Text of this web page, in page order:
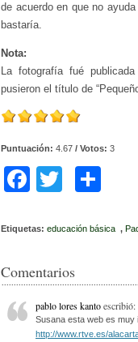
de acuerdo en que no
bastaría.
Nota:
La fotografía fué
pusieron el título de
Puntuación: 4.67 / Votos: 3
F
c
b
o
o
tt
m
ar
tir
Etiquetas: educación básica ,
Comentarios
pablo lores kantoescribió:
Susana esta web es muy
http://www.rtve.es/